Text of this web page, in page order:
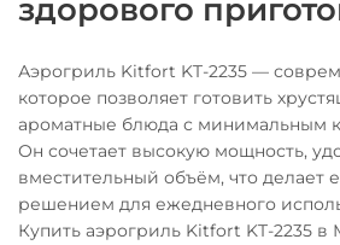
здорового
Аэрогриль Kitfort KT-2235 —
которое позволяет готовить
ароматные блюда с минимальным
Он сочетает высокую мощность,
вместительный объём, что делает
решением для ежедневного
Купить аэрогриль Kitfort KT-2235